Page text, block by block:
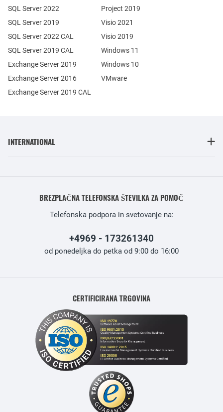
Exchange Server 2019
Exchange Server 2016
SQL Server 2022
SQL Server 2019
SQL Server 2022 CAL
SQL Server 2019 CAL
Exchange Server 2019 CAL
Project 2019
Visio 2021
Visio 2019
Windows 11
Windows 10
VMware
INTERNATIONAL
BREZPLAČNA TELEFONSKA ŠTEVILKA ZA POMOČ
Telefonska podpora in svetovanje na:
+4969 - 173261340
od ponedeljka do petka od 9:00 do 16:00
CERTIFICIRANA TRGOVINA